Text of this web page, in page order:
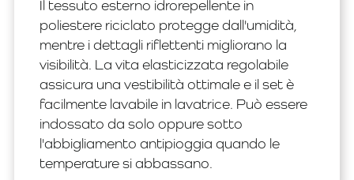
Il tessuto esterno idrorepellente in
poliestere riciclato protegge dall'umidità,
mentre i dettagli riflettenti migliorano la
visibilità. La vita elasticizzata regolabile
assicura una vestibilità ottimale e il set è
facilmente lavabile in lavatrice. Può essere
indossato da solo oppure sotto
l'abbigliamento antipioggia quando le
temperature si abbassano.